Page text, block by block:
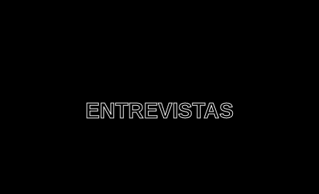
ENTREVISTAS